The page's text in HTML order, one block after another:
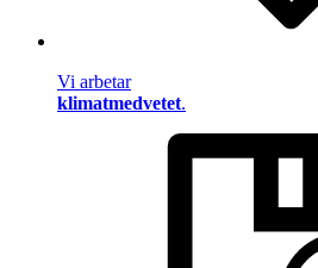
Vi arbetar
klimatmedvetet.